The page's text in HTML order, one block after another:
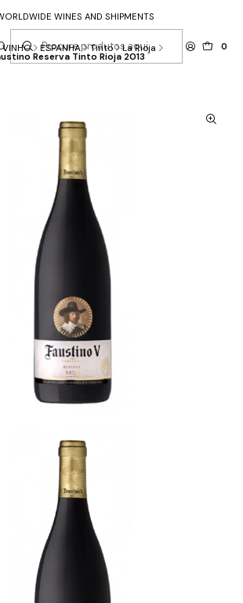
0
WINES AND SHIPMENTS
VINHO ESPANHA Tinto La Rioja
Reserva Tinto Rioja 2013